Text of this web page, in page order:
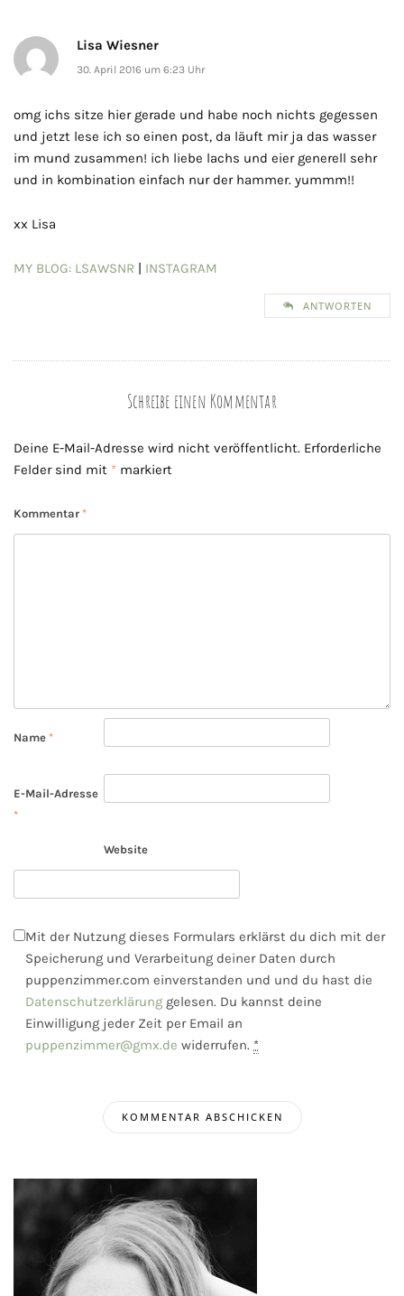
Lisa Wiesner
30. April 2016 um 6:23 Uhr
omg ichs sitze hier gerade und habe noch nichts gegessen
und jetzt lese ich so einen post, da läuft mir ja das wasser
im mund zusammen! ich liebe lachs und eier generell sehr
und in kombination einfach nur der hammer. yummm!!
xx Lisa
MY BLOG: LSAWSNR | INSTAGRAM
ANTWORTEN
Schreibe einen Kommentar
Deine E-Mail-Adresse wird nicht veröffentlicht. Erforderliche
Felder sind mit * markiert
Kommentar *
Name *
E-Mail-Adresse
*
Website
Mit der Nutzung dieses Formulars erklärst du dich mit der
Speicherung und Verarbeitung deiner Daten durch
puppenzimmer.com einverstanden und und du hast die
Datenschutzerklärung gelesen. Du kannst deine
Einwilligung jeder Zeit per Email an
puppenzimmer@gmx.de widerrufen. *